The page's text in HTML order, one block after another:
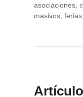
asociaciones,
masivos,